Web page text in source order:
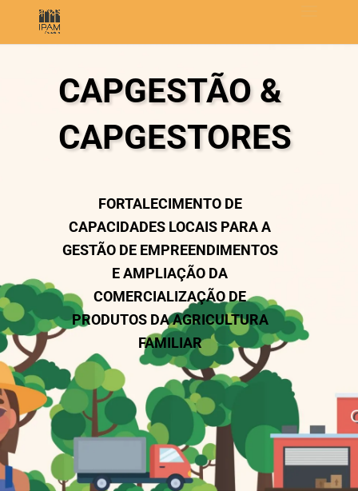
CAPGESTÃO &
CAPGESTORES
FORTALECIMENTO DE
CAPACIDADES LOCAIS PARA A
GESTÃO DE EMPREENDIMENTOS
E AMPLIAÇÃO DA
COMERCIALIZAÇÃO DE
PRODUTOS DA AGRICULTURA
FAMILIAR